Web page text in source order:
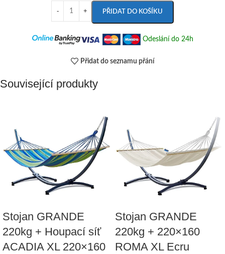
PŘIDAT DO KOŠÍKU
Odeslání do 24h
Přidat do seznamu přání
Související produkty
Stojan GRANDE
220kg + Houpací síť
ACADIA XL 220×160
Stojan GRANDE
220kg + 220×160
ROMA XL Ecru